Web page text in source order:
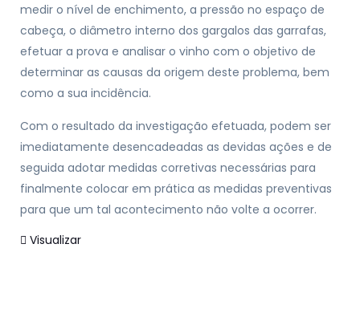
medir o nível de enchimento, a pressão no espaço de
cabeça, o diâmetro interno dos gargalos das garrafas,
efetuar a prova e analisar o vinho com o objetivo de
determinar as causas da origem deste problema, bem
como a sua incidência.
Com o resultado da investigação efetuada, podem ser
imediatamente desencadeadas as devidas ações e de
seguida adotar medidas corretivas necessárias para
finalmente colocar em prática as medidas preventivas
para que um tal acontecimento não volte a ocorrer.
Visualizar